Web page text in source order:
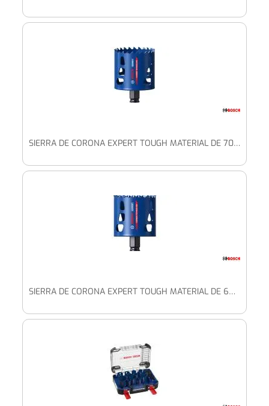
SIERRA DE CORONA EXPERT TOUGH MATERIAL DE 70 X 60 MM
SIERRA DE CORONA EXPERT TOUGH MATERIAL DE 68 X 60 MM